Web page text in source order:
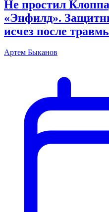
Не простил
«Энфилд».
исчез после
Артем Быканов